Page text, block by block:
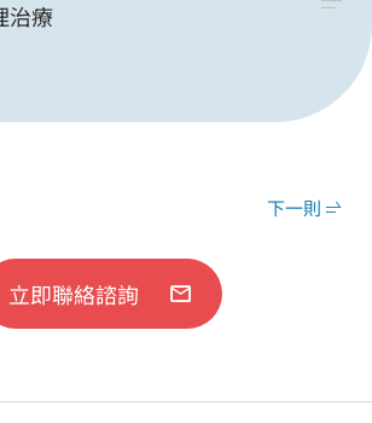
治療
立即聯絡諮詢
下一則